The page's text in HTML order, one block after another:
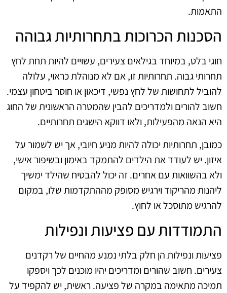
התאמות.
הסכנות הכרוכות בתחרותיות גבוהה
חוגי בלט, במיוחד בגילאים צעירים, עשויים להיות תחת לחץ
תחרותי גבוה. תחרותיות זו, אם לא מנוהלת כראוי, עלולה
להוביל לתחושות של לחץ נפשי, דיכאון או חוסר ביטחון עצמי.
חשוב להורים ולמדריכים להבין שהמטרה הראשונית של החוג
היא הנאה מהפעילות, ולאו דווקא הישגים תחרותיים.
כמובן, תחרותיות יכולה להיות מניע חיובי, אך יש לשמור על
איזון. יש לעודד את הילדים להתמקד באימון ובשיפור אישי,
ולא בהשוואות עם אחרים. זה יכול להבטיח שהילד ימשיך
ליהנות מהריקוד וירגיש מסופק מההתקדמות שלו, במקום
להרגיש מתוסכל או לחוץ.
התמודדות עם פציעות ונפילות
פציעות ונפילות הן חלק בלתי נמנע מהחיים של רקדנים
צעירים. חשוב שהורים ומדריכים יהיו מוכנים לכך ויספקו
תמיכה מתאימה במקרה של פציעה. ראשית, יש להקפיד על